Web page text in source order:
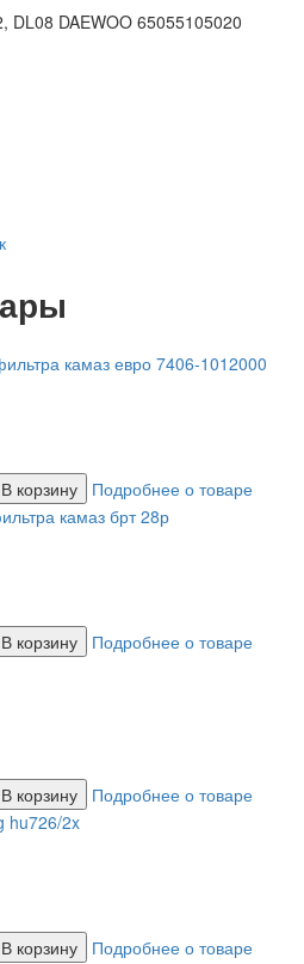
DAEWOO 65055105020
камаз евро 7406-1012000
В корзину
Подробнее о товаре
камаз брт 28р
В корзину
Подробнее о товаре
В корзину
Подробнее о товаре
hu726/2x
В корзину
Подробнее о товаре